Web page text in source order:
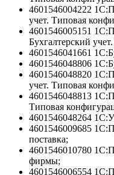
4601546004222
учет. Типовая
4601546005151
Бухгалтерский
4601546041661
4601546048806
4601546048820
учет. Типовая
4601546048813
Типовая
4601546048264
4601546009685
поставка;
4601546010780
фирмы;
4601546006554